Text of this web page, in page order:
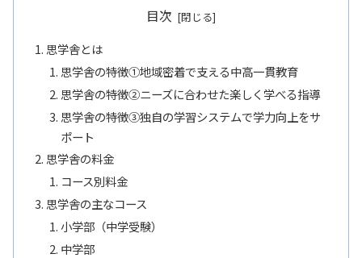
目次
思学舎とは
思学舎の特徴①地域密着で支える中高一貫教育
思学舎の特徴②ニーズに合わせた楽しく学べる指導
思学舎の特徴➂独自の学習システムで学力向上をサ
ポート
思学舎の料金
コース別料金
思学舎の主なコース
小学部（中学受験）
中学部